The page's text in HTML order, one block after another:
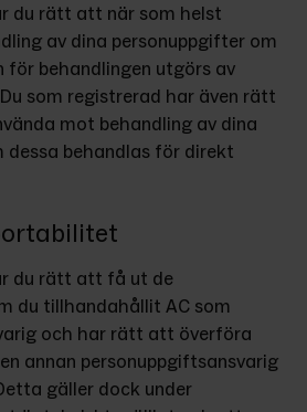
du rätt att när som helst
av dina personuppgifter om
för behandlingen utgörs av
som registrerad har även rätt
mot behandling av dina
dessa behandlas för direkt
du rätt att få ut de
du tillhandahållit AC som
och har rätt att överföra
annan personuppgiftsansvarig
gäller dock under